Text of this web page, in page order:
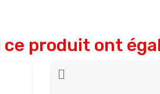
produit ont